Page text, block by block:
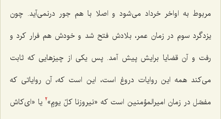
مربوط به اواخر خرداد می‌شود و اصلا با هم جور درنمی‌آید. چون
یزدگرد سوم در زمان عمر، بلادش فتح شد و خودش هم فرار کرد و
رفت و آن قضایا برایش پیش آمد. پس یکی از چیزهایی که ثابت
می‌کند همه این روایات دروغ است، این است که، آن روایاتی که
مفصّل در زمان امیرالمؤمنین است که «نیروزنا کلّ یومٍ»
2 یا «ای‌کاش